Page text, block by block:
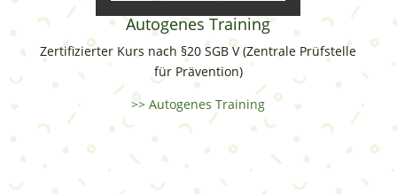
Autogenes Training
Zertifizierter Kurs nach §20 SGB V (Zentrale Prüfstelle
für Prävention)
>> Autogenes Training